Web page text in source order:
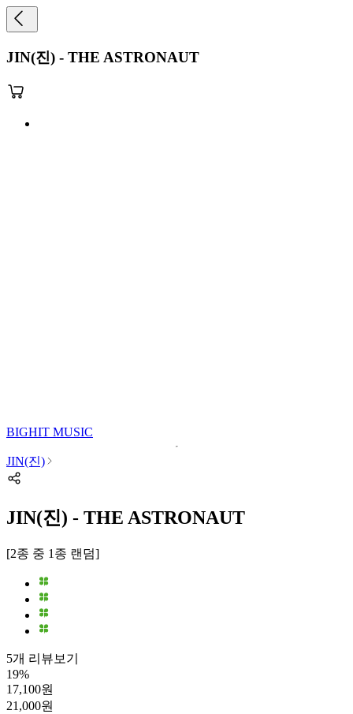
JIN(진) - THE ASTRONAUT
BIGHIT MUSIC
JIN(진)
JIN(진) - THE ASTRONAUT
[2종 중 1종 랜덤]
5개 리뷰보기
19%
17,100원
21,000원